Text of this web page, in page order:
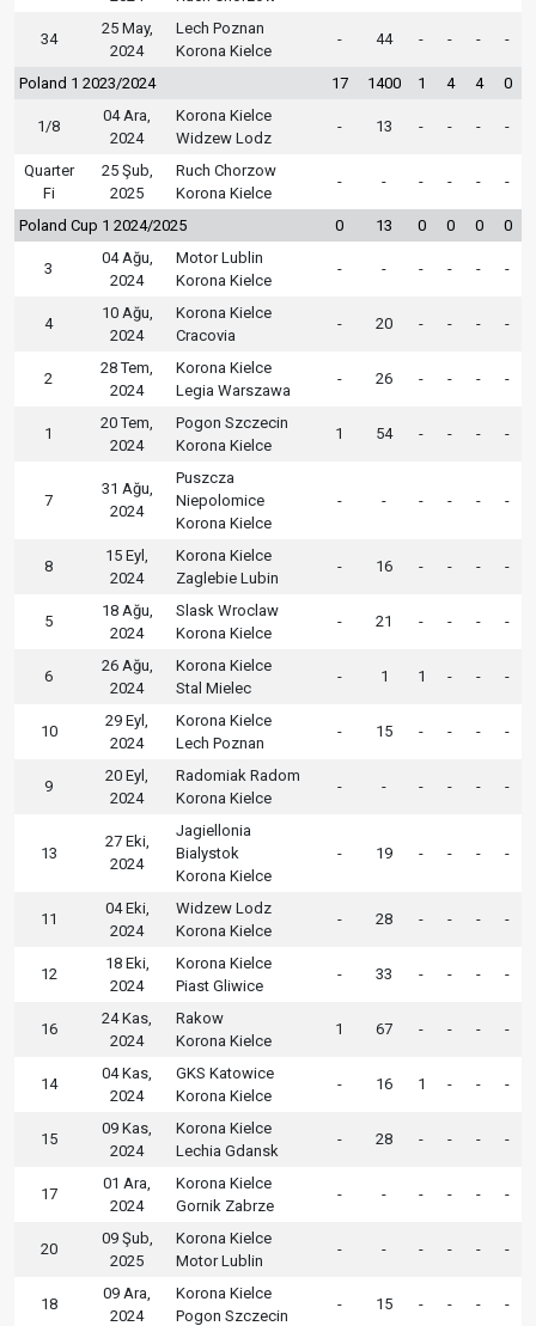
34
25 May,
2024
Lech Poznan
Korona Kielce
- 44 - - - -
Poland 1 2023/2024 17 1400 1 4 4 0
1/8
04 Ara,
2024
Korona Kielce
Widzew Lodz
- 13 - - - -
Quarter
Fi
25 Şub,
2025
Ruch Chorzow
Korona Kielce
- - - - - -
Poland Cup 1 2024/2025 0 13 0 0 0 0
3
04 Ağu,
2024
Motor Lublin
Korona Kielce
- - - - - -
4
10 Ağu,
2024
Korona Kielce
Cracovia
- 20 - - - -
2
28 Tem,
2024
Korona Kielce
Legia Warszawa
- 26 - - - -
1
20 Tem,
2024
Pogon Szczecin
Korona Kielce
1 54 - - - -
7
31 Ağu,
2024
Puszcza
Niepolomice
Korona Kielce
- - - - - -
8
15 Eyl,
2024
Korona Kielce
Zaglebie Lubin
- 16 - - - -
5
18 Ağu,
2024
Slask Wroclaw
Korona Kielce
- 21 - - - -
6
26 Ağu,
2024
Korona Kielce
Stal Mielec
- 1 1 - - -
10
29 Eyl,
2024
Korona Kielce
Lech Poznan
- 15 - - - -
9
20 Eyl,
2024
Radomiak Radom
Korona Kielce
- - - - - -
13
27 Eki,
2024
Jagiellonia
Bialystok
Korona Kielce
- 19 - - - -
11
04 Eki,
2024
Widzew Lodz
Korona Kielce
- 28 - - - -
12
18 Eki,
2024
Korona Kielce
Piast Gliwice
- 33 - - - -
16
24 Kas,
2024
Rakow
Korona Kielce
1 67 - - - -
14
04 Kas,
2024
GKS Katowice
Korona Kielce
- 16 1 - - -
15
09 Kas,
2024
Korona Kielce
Lechia Gdansk
- 28 - - - -
17
01 Ara,
2024
Korona Kielce
Gornik Zabrze
- - - - - -
20
09 Şub,
2025
Korona Kielce
Motor Lublin
- - - - - -
18
09 Ara,
2024
Korona Kielce
Pogon Szczecin
- 15 - - - -